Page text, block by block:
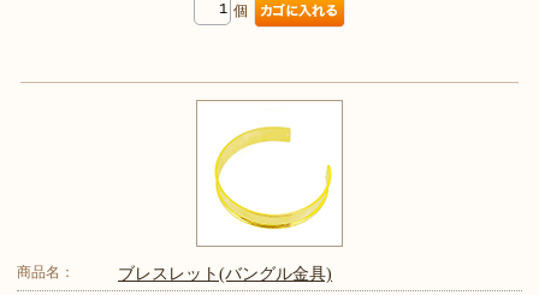
個
商品名： ブレスレット(バングル金具)